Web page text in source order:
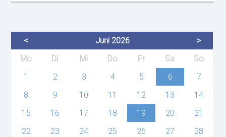
< Juni 2026
>
Montag DienstagMittwochDonnerstag
Freitag SamstagSonntag
1
2 3 4 5 6
7
8
9 10 11 12 13
14
15
16 17 18 19 20
21
22
23 24 25 26 27
28